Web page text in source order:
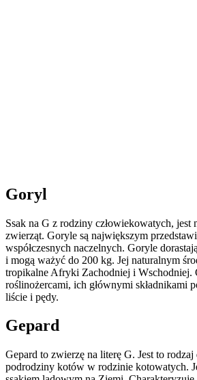
Goryl
Ssak na G z rodziny człowiekowatych, jest
zwierząt. Goryle są największym
współczesnych naczelnych. Goryle
i mogą ważyć do 200 kg. Jej naturalnym
tropikalne Afryki Zachodniej i Wschodniej.
roślinożercami, ich głównymi składnikami
liście i pędy.
Gepard
Gepard to zwierzę na literę G. Jest to rodzaj
podrodziny kotów w rodzinie kotowatych.